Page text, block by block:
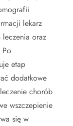
lekarz
oraz
Po
etap
dodatkowe
chorób
wszczepienie
się w